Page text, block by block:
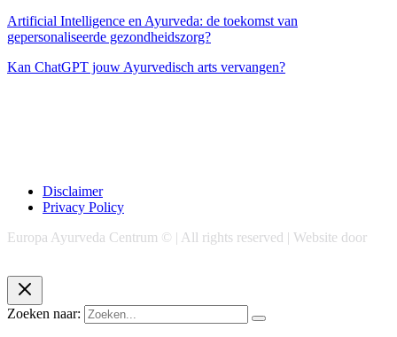
Artificial Intelligence en Ayurveda: de toekomst van
gepersonaliseerde gezondheidszorg?
Kan ChatGPT jouw Ayurvedisch arts vervangen?
Disclaimer
Privacy Policy
Europa Ayurveda Centrum © | All rights reserved | Website door
Zoeken naar: